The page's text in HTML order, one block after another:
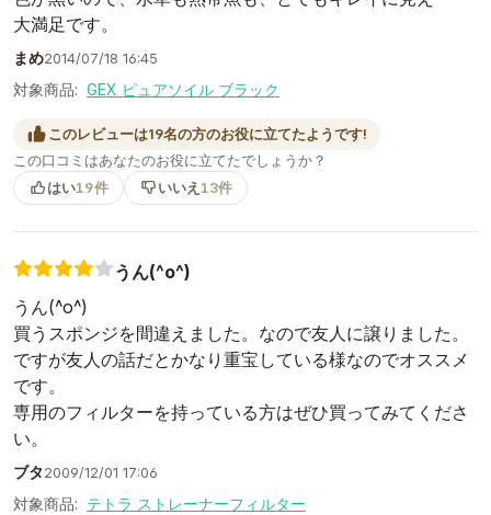
大満足です。
まめ2014/07/18 16:45
対象商品: GEX ピュアソイル ブラック
このレビューは19名の方のお役に立てたようです!
この口コミはあなたのお役に立てたでしょうか？
はい19件 いいえ 13件
うん(^o^)
うん(^o^)
買うスポンジを間違えました。なので友人に譲りました。
ですが友人の話だとかなり重宝している様なのでオススメ
です。
専用のフィルターを持っている方はぜひ買ってみてくださ
い。
ブタ 2009/12/01 17:06
対象商品: テトラ ストレーナーフィルター